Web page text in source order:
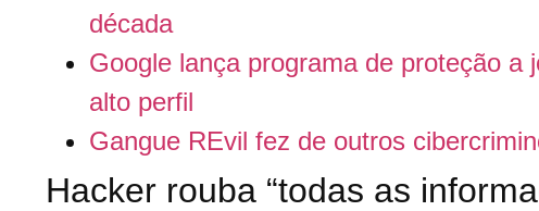
década
Google lança programa de proteção
alto perfil
Gangue REvil fez de outros
Hacker rouba “todas as